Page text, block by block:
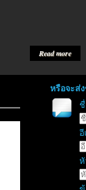
Read more
หรือจะส่
อี
หั